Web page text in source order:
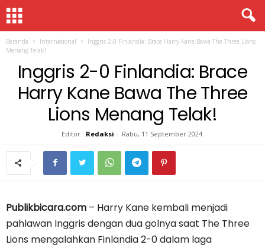
Beranda Internasional
Inggris 2-0 Finlandia: Brace Harry Kane Bawa The Three Lions
Menang Telak!
Inggris 2-0 Finlandia: Brace
Harry Kane Bawa The Three
Lions Menang Telak!
Editor : Redaksi - Rabu, 11 September 2024
Publikbicara.com – Harry Kane kembali menjadi
pahlawan Inggris dengan dua golnya saat The Three
Lions mengalahkan Finlandia 2-0 dalam laga